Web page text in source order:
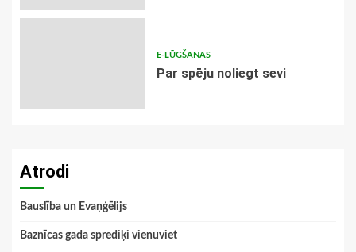
E-LŪGŠANAS
Par spēju noliegt sevi
Atrodi
Bauslība un Evaņģēlijs
Baznīcas gada sprediķi vienuviet